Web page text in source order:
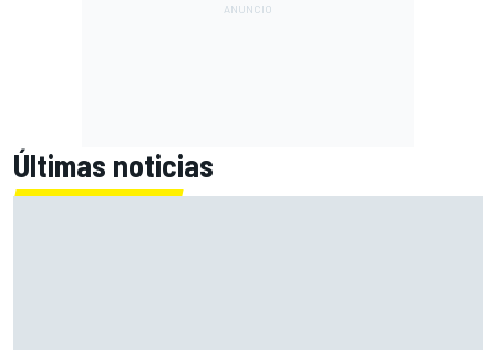
Últimas noticias